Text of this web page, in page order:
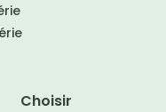
Choisir